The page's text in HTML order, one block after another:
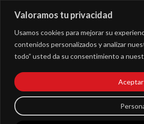
Valoramos tu privacidad
Usamos cookies para mejorar su
contenidos personalizados y analizar
todo” usted da su consentimiento a
Todo sobre la
de